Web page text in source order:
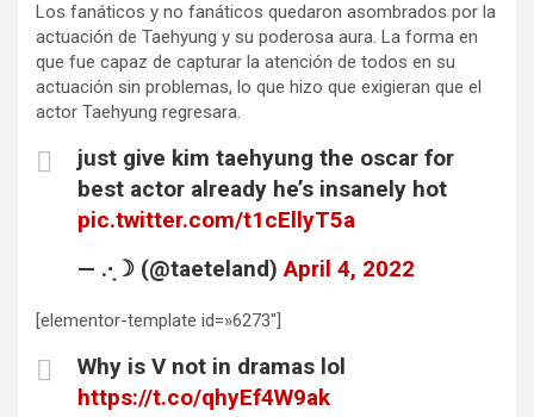
Los fanáticos y no fanáticos quedaron asombrados por la
actuación de Taehyung y su poderosa aura. La forma en
que fue capaz de capturar la atención de todos en su
actuación sin problemas, lo que hizo que exigieran que el
actor Taehyung regresara.
just give kim taehyung the oscar for
best actor already he’s insanely hot
pic.twitter.com/t1cEllyT5a
— .·͙☽ (@taeteland)April 4, 2022
[elementor-template id=»6273″]
Why is V not in dramas lol
https://t.co/qhyEf4W9ak